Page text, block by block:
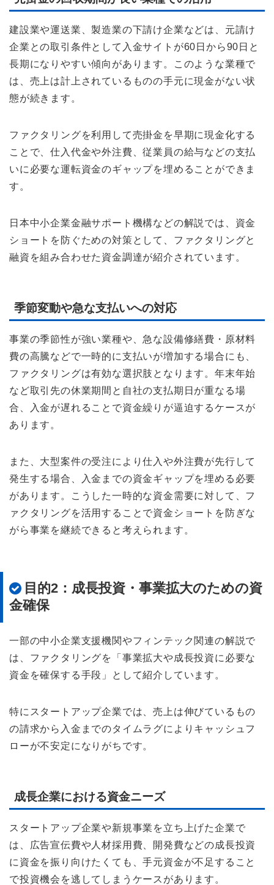
建設業や運送業、製造業の下請け企業などは、元請け
企業との取引条件として入金サイトが60日から90日と
長期になりやすい傾向があります。このような業種で
は、売上は計上されているものの手元に現金がない状
態が続きます。
ファクタリングを利用して売掛金を早期に現金化する
ことで、仕入代金や外注費、従業員の給与などの支払
いに必要な運転資金のギャップを埋めることができま
す。
日本中小企業金融サポート機構などの解説では、資金
ショートを防ぐための対策として、ファクタリングと
融資を組み合わせた資金調達が紹介されています。
季節変動や急な支払いへの対応
事業の季節性が強い業種や、急な設備修繕費・原材料
費の高騰などで一時的に支払いが増加する場合にも、
ファクタリングは有効な選択肢となります。年末年始
など取引先の休業期間と自社の支払期日が重なる場
合、入金が遅れることで資金繰りが逼迫するケースが
あります。
また、大型案件の受注により仕入や外注費が先行して
発生する場合、入金までの資金ギャップを埋める必要
があります。こうした一時的な資金需要に対して、フ
ァクタリングを活用することで資金ショートを防ぎな
がら事業を継続できると考えられます。
目的2：成長投資・事業拡大のための資
金確保
一部の中小企業支援機関やフィンテック関連の解説で
は、ファクタリングを「事業拡大や成長投資に必要な
資金を確保する手段」として紹介しています。
特にスタートアップ企業では、売上は伸びているもの
の請求から入金までのタイムラグによりキャッシュフ
ローが不安定になりがちです。
成長企業における資金ニーズ
スタートアップ企業や新規事業を立ち上げた企業で
は、広告宣伝費や人材採用費、開発費などの成長投資
に資金を振り向けたくても、手元資金が不足すること
で投資機会を逃してしまうケースがあります。